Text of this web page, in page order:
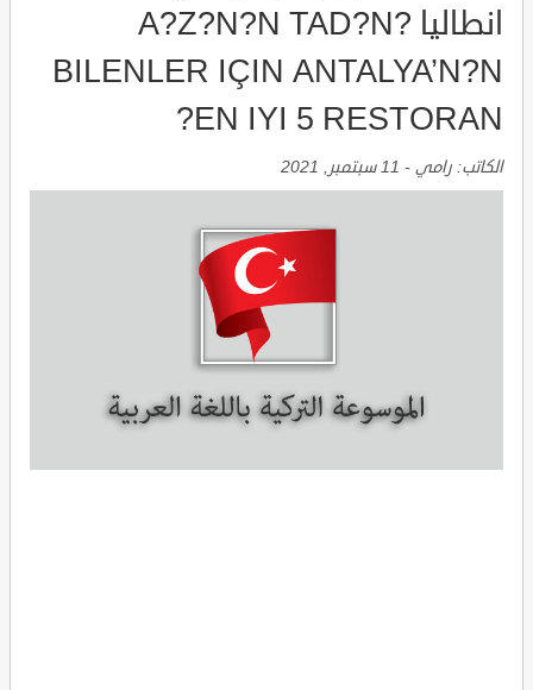
انطاليا A?Z?N?N TAD?N?
BILENLER IÇIN ANTALYA’N?N
EN IYI 5 RESTORAN?
الكاتب: رامي - 11 سبتمبر, 2021